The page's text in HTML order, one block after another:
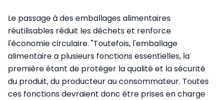
Le passage à des emballages alimentaires
réutilisables réduit les déchets et renforce
l'économie circulaire. "Toutefois, l'emballage
alimentaire a plusieurs fonctions essentielles, la
première étant de protéger la qualité et la sécurité
du produit, du producteur au consommateur. Toutes
ces fonctions devraient donc être prises en charge